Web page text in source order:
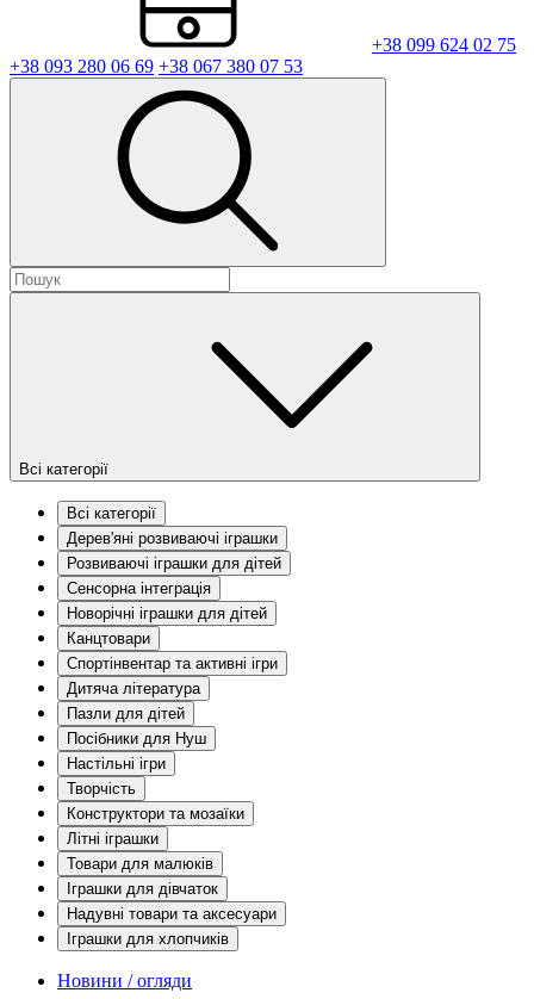
+38 099 624 02 75
+38 093 280 06 69 +38 067 380 07 53
Всі категорії
Всі категорії
Дерев'яні розвиваючі іграшки
Розвиваючі іграшки для дітей
Сенсорна інтеграція
Новорічні іграшки для дітей
Канцтовари
Спортінвентар та активні ігри
Дитяча література
Пазли для дітей
Посібники для Нуш
Настільні ігри
Творчість
Конструктори та мозаїки
Літні іграшки
Товари для малюків
Іграшки для дівчаток
Надувні товари та аксесуари
Іграшки для хлопчиків
Новини / огляди